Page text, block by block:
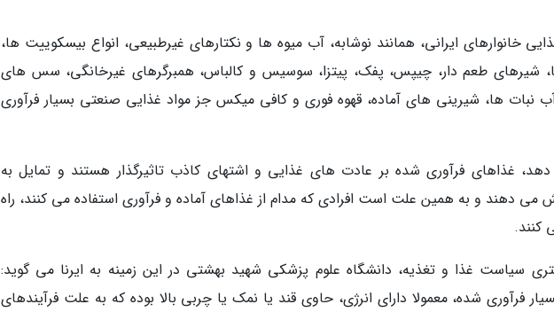
خانوارهای ایرانی، همانند نوشابه، آب میوه ها و نکتارهای غیرطبیعی، انواع بیسکوییت ها،
شیرهای طعم دار، چیپس، پفک، پیتزا، سوسیس و کالباس، همبرگرهای غیرخانگی، سس های
آب نبات ها، شیرینی های آماده، قهوه فوری و کافی میکس جز مواد غذایی صنعتی بسیار فرآوری
غذاهای فرآوری شده بر عادت های غذایی و اشتهای کاذب تاثیرگذار هستند و تمایل به
می دهند و به همین علت است افرادی که مدام از غذاهای آماده و فرآوری استفاده می کنند، راه
کنند.
سیاست غذا و تغذیه، دانشگاه علوم پزشکی شهید بهشتی در این زمینه به ایرنا می گوید:
فرآوری شده، معمولا دارای انرژی، حاوی قند یا نمک یا چربی بالا بوده که به علت فرآیندهای